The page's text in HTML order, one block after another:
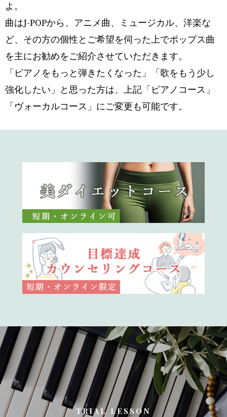
よ。
曲はJ-POPから、アニメ曲、ミュージカル、洋楽な
ど、その方の個性とご希望を伺った上でポップス曲
を主にお勧めをご紹介させていただきます。
「ピアノをもっと弾きたくなった」「歌をもう少し
強化したい」と思った方は、上記「ピアノコース」
「ヴォーカルコース」にご変更も可能です。
TRIAL LESSON